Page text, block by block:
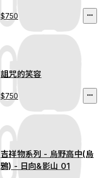
$750
詛咒的笑容
$750
吉祥物系列 - 烏野高中(烏
鴉) - 日向&影山 01